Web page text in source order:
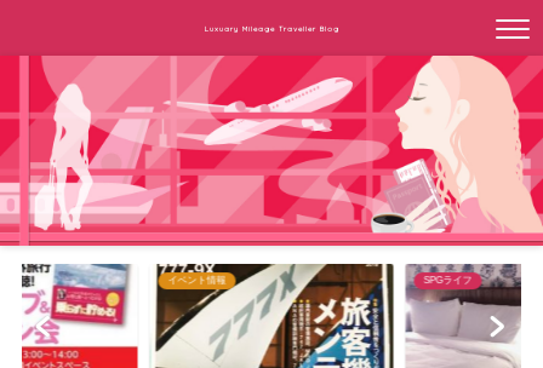
Luxuary Mileage Traveller Blog
イベント情報 SPGライフ